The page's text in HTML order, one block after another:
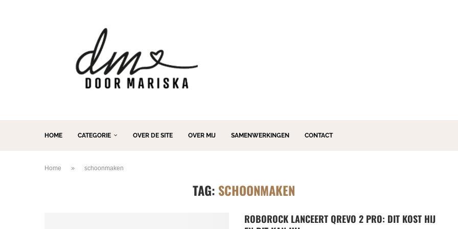
HOME CATEGORIE OVER DE SITE OVER MIJ SAMENWERKINGEN CONTACT
Home » schoonmaken
TAG: SCHOONMAKEN
ROBOROCK LANCEERT QREVO 2 PRO: DIT KOST HIJ